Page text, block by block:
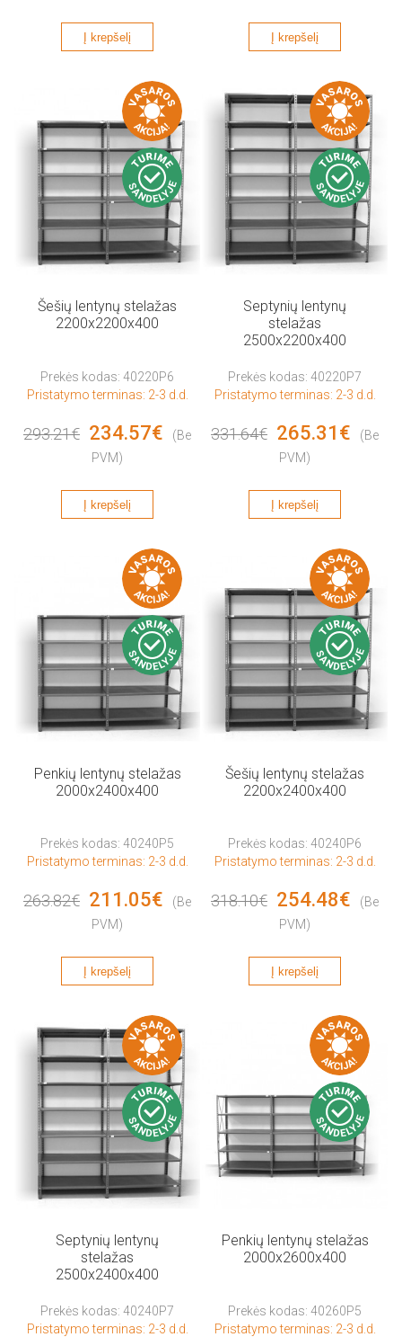
Į krepšelį Į krepšelį
Šešių lentynų stelažas
2200x2200x400
Prekės kodas: 40220P6
Pristatymo terminas: 2-3 d.d.
293.21€ 234.57€
(Be
PVM)
Į krepšelį
Septynių lentynų
stelažas
2500x2200x400
Prekės kodas: 40220P7
Pristatymo terminas: 2-3 d.d.
331.64€ 265.31€
(Be
PVM)
Į krepšelį
Penkių lentynų stelažas
2000x2400x400
Prekės kodas: 40240P5
Pristatymo terminas: 2-3 d.d.
263.82€ 211.05€
(Be
PVM)
Į krepšelį
Šešių lentynų stelažas
2200x2400x400
Prekės kodas: 40240P6
Pristatymo terminas: 2-3 d.d.
318.10€ 254.48€
(Be
PVM)
Į krepšelį
Septynių lentynų
stelažas
2500x2400x400
Prekės kodas: 40240P7
Pristatymo terminas: 2-3 d.d.
Penkių lentynų stelažas
2000x2600x400
Prekės kodas: 40260P5
Pristatymo terminas: 2-3 d.d.